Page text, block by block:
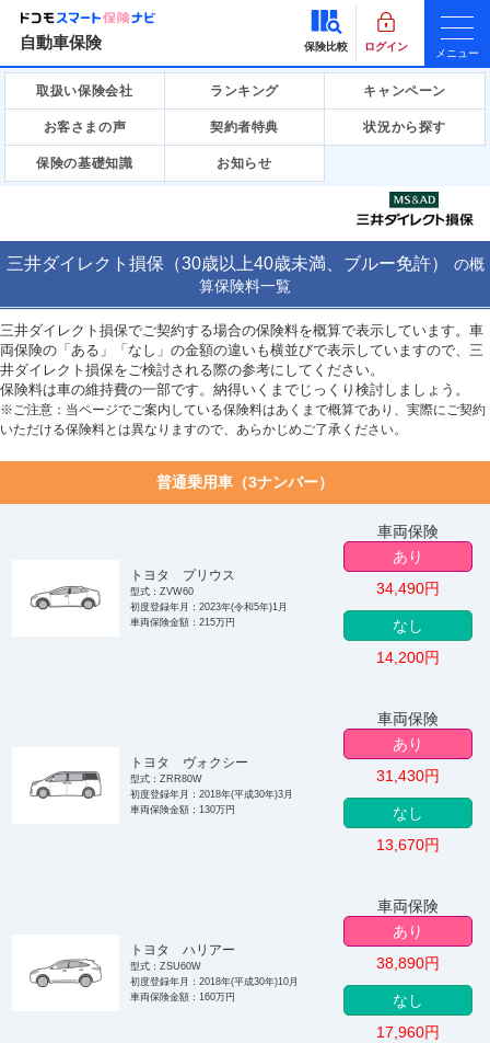
自動車保険 保険比較 ログイン
メニュー
取扱い保険会社 ランキング キャンペーン
お客さまの声 契約者特典 状況から探す
保険の基礎知識 お知らせ
三井ダイレクト損保（30歳以上40歳未満、ブルー免許） の概
算保険料一覧
三井ダイレクト損保でご契約する場合の保険料を概算で表示しています。車
両保険の「ある」「なし」の金額の違いも横並びで表示していますので、三
井ダイレクト損保をご検討される際の参考にしてください。
保険料は車の維持費の一部です。納得いくまでじっくり検討しましょう。
※ご注意：当ページでご案内している保険料はあくまで概算であり、実際にご契約
いただける保険料とは異なりますので、あらかじめご了承ください。
普通乗用車（3ナンバー）
トヨタ プリウス
型式：ZVW60
初度登録年月：2023年(令和5年)1月
車両保険金額：215万円
車両保険
あり
34,490円
なし
14,200円
トヨタ ヴォクシー
型式：ZRR80W
初度登録年月：2018年(平成30年)3月
車両保険金額：130万円
車両保険
あり
31,430円
なし
13,670円
トヨタ ハリアー
型式：ZSU60W
初度登録年月：2018年(平成30年)10月
車両保険金額：160万円
車両保険
あり
38,890円
なし
17,960円